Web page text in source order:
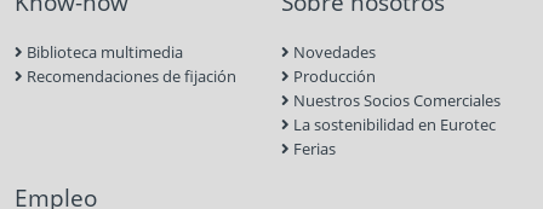
Biblioteca multimedia
Recomendaciones de fijación
Novedades
Producción
Nuestros Socios Comerciales
La sostenibilidad en Eurotec
Ferias
Empleo